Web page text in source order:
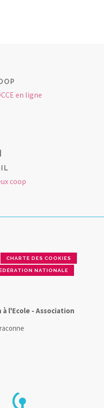
en ligne
coop
CHARTE DES COOKIES
NATIONALE
l'Ecole - Association